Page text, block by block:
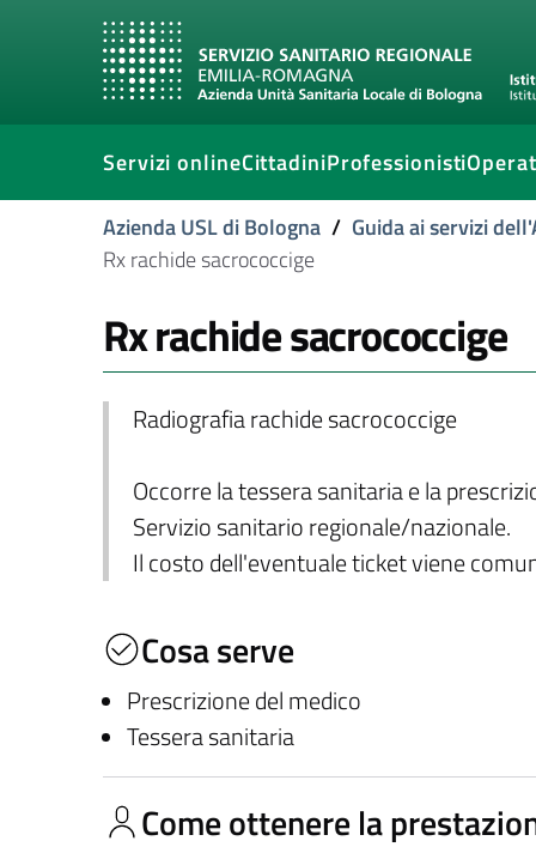
Servizi onlineCittadiniProfessionisti
Azienda USL di Bologna / Guida ai servizi
Rx rachide sacrococcige
Rx rachide sacrococcige
Radiografia rachide sacrococcige
Occorre la tessera sanitaria e la
Servizio sanitario regionale/nazionale.
Il costo dell'eventuale ticket viene
Cosa serve
Prescrizione del medico
Tessera sanitaria
Come ottenere la